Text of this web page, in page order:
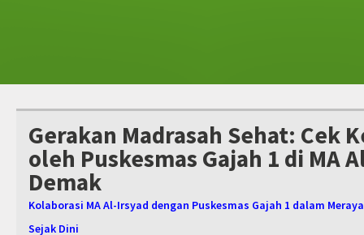
Gerakan Madrasah Sehat: Cek
oleh Puskesmas Gajah 1 di MA
Demak
Kolaborasi MA Al-Irsyad dengan Puskesmas Gajah 1 dalam
Sejak Dini